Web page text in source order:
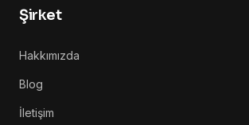
Şirket
Hakkımızda
Blog
İletişim